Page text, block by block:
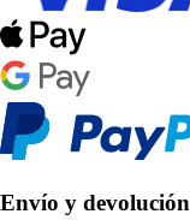
Envío y devolución